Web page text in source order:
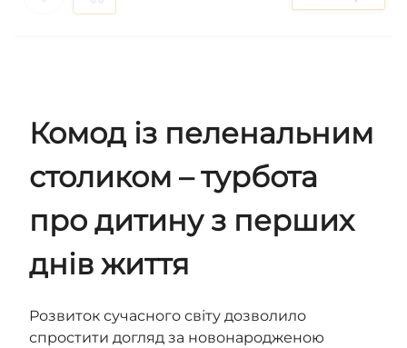
Комод із пеленальним
столиком – турбота
про дитину з перших
днів життя
Розвиток сучасного світу дозволило
спростити догляд за новонародженою